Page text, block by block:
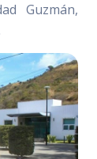
Guzmán,